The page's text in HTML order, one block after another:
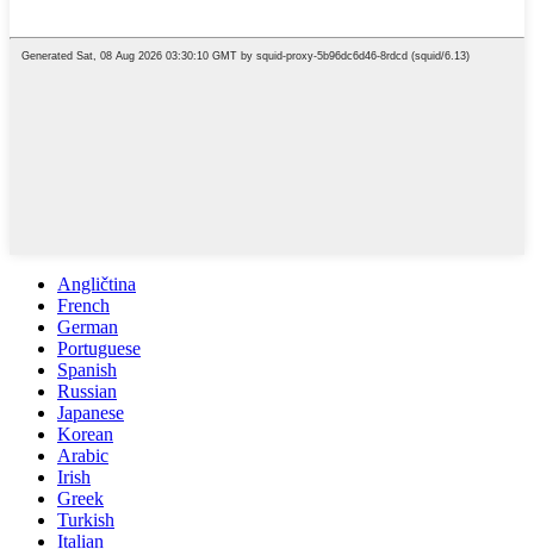
Angličtina
French
German
Portuguese
Spanish
Russian
Japanese
Korean
Arabic
Irish
Greek
Turkish
Italian